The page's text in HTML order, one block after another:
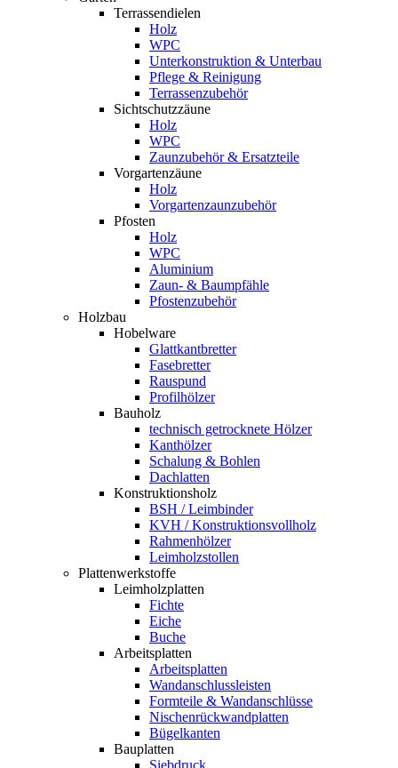
Terrassendielen
Holz
WPC
Unterkonstruktion & Unterbau
Pflege & Reinigung
Terrassenzubehör
Sichtschutzzäune
Holz
WPC
Zaunzubehör & Ersatzteile
Vorgartenzäune
Holz
Vorgartenzaunzubehör
Pfosten
Holz
WPC
Aluminium
Zaun- & Baumpfähle
Pfostenzubehör
Holzbau
Hobelware
Glattkantbretter
Fasebretter
Rauspund
Profilhölzer
Bauholz
technisch getrocknete Hölzer
Kanthölzer
Schalung & Bohlen
Dachlatten
Konstruktionsholz
BSH / Leimbinder
KVH / Konstruktionsvollholz
Rahmenhölzer
Leimholzstollen
Plattenwerkstoffe
Leimholzplatten
Fichte
Eiche
Buche
Arbeitsplatten
Arbeitsplatten
Wandanschlussleisten
Formteile & Wandanschlüsse
Nischenrückwandplatten
Bügelkanten
Bauplatten
Siebdruck